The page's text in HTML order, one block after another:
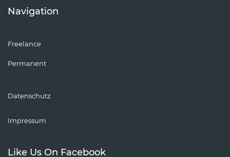
Navigation
Freelance
Permanent
Datenschutz
Impressum
Like Us On Facebook